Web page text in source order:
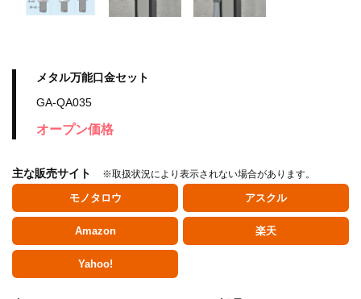
メタル万能口金セット
GA-QA035
オープン価格
主な販売サイト ※取扱状況により表示されない場合があります。
モノタロウ アスクル
Amazon 楽天
Yahoo!